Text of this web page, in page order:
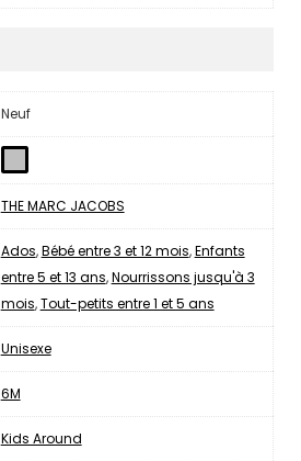
Neuf
THE MARC JACOBS
Ados,Bébé entre 3 et 12 mois,Enfants
entre 5 et 13 ans,Nourrissons jusqu'à 3
mois,Tout-petits entre 1 et 5 ans
Unisexe
6M
Kids Around